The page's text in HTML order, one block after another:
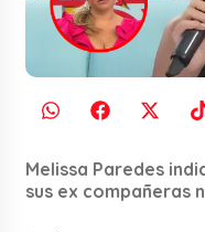
Melissa Paredes
sus ex compañeras